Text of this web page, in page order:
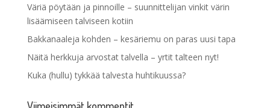
Väriä pöytään ja pinnoille – suunnittelijan vinkit värin
lisäämiseen talviseen kotiin
Bakkanaaleja kohden – kesäriemu on paras uusi tapa
Näitä herkkuja arvostat talvella – yrtit talteen nyt!
Kuka (hullu) tykkää talvesta huhtikuussa?